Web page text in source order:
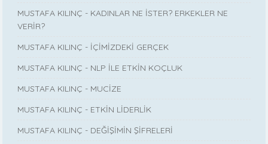
MUSTAFA KILINÇ - KADINLAR NE İSTER? ERKEKLER NE
VERİR?
MUSTAFA KILINÇ - İÇİMİZDEKİ GERÇEK
MUSTAFA KILINÇ - NLP İLE ETKİN KOÇLUK
MUSTAFA KILINÇ - MUCİZE
MUSTAFA KILINÇ - ETKİN LİDERLİK
MUSTAFA KILINÇ - DEĞİŞİMİN ŞİFRELERİ